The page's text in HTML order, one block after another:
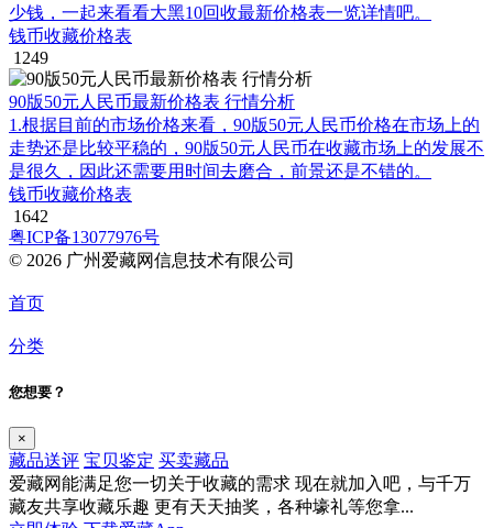
少钱，一起来看看大黑10回收最新价格表一览详情吧。
钱币收藏价格表
1249
90版50元人民币最新价格表 行情分析
1.根据目前的市场价格来看，90版50元人民币价格在市场上的
走势还是比较平稳的，90版50元人民币在收藏市场上的发展不
是很久，因此还需要用时间去磨合，前景还是不错的。
钱币收藏价格表
1642
粤ICP备13077976号
© 2026 广州爱藏网信息技术有限公司
首页
分类
您想要？
×
藏品送评 宝贝鉴定 买卖藏品
爱藏网能满足您一切关于收藏的需求 现在就加入吧，与千万
藏友共享收藏乐趣 更有天天抽奖，各种壕礼等您拿...